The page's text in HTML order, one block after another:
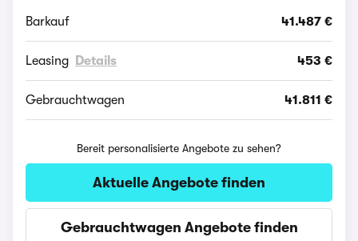
Barkauf 41.487 €
Leasing Details 453 €
Gebrauchtwagen 41.811 €
Bereit personalisierte Angebote zu sehen?
Aktuelle Angebote finden
Gebrauchtwagen Angebote finden